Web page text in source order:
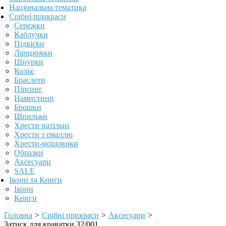
Національна тематика
Срібні прикраси
Сережки
Каблучки
Підвіски
Ланцюжки
Шнурки
Кольє
Браслети
Пірсинг
Намистини
Брошки
Шпильки
Хрести натільні
Хрести з емаллю
Хрести-мощовики
Образки
Аксесуари
SALE
Ікони та Книги
Ікони
Книги
Головна > Срібні прикраси > Аксесуари >
Затиск для краватки 32/001